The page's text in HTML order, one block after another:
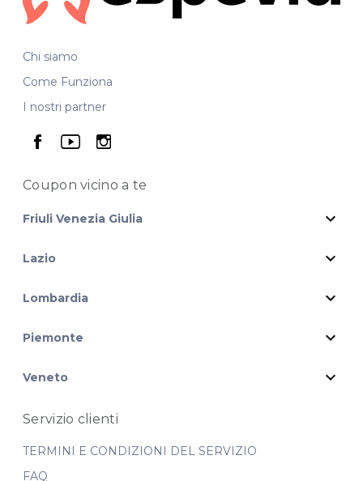
Chi siamo
Come Funziona
I nostri partner
seguici su facebook
seguici su youtube
seguici su instagram
Coupon vicinoa te
Friuli Venezia Giulia expand_more
Lazio expand_more
Lombardia expand_more
Piemonte expand_more
Veneto expand_more
Servizio clienti
TERMINI E CONDIZIONI DEL SERVIZIO
FAQ